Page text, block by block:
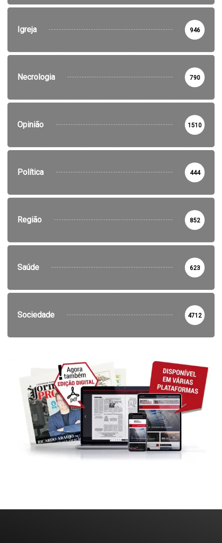
Igreja 946
Necrologia 790
Opinião 1510
Política 444
Região 852
Saúde 623
Sociedade 4712